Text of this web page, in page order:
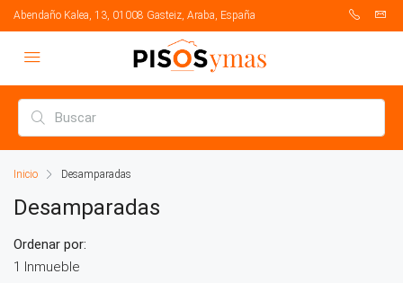
Abendaño Kalea, 13, 01008 Gasteiz, Araba, España
Inicio Desamparadas
Desamparadas
1 Inmueble
Ordenar por: